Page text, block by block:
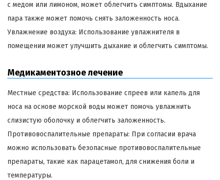
с медом или лимоном, может облегчить симптомы. Вдыхание
пара также может помочь снять заложенность носа.
Увлажнение воздуха: Использование увлажнителя в
помещении может улучшить дыхание и облегчить симптомы.
Медикаментозное лечение
Местные средства: Использование спреев или капель для
носа на основе морской воды может помочь увлажнить
слизистую оболочку и облегчить заложенность.
Противовоспалительные препараты: При согласии врача
можно использовать безопасные противовоспалительные
препараты, такие как парацетамол, для снижения боли и
температуры.